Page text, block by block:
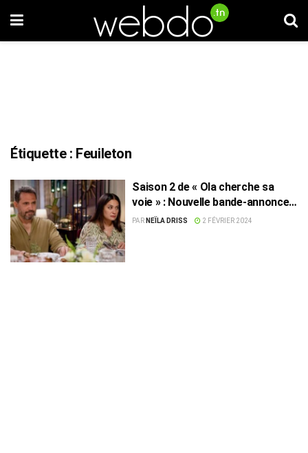
Étiquette : Feuileton
Saison 2 de « Ola cherche sa
voie » : Nouvelle bande-annonce
avec Hend Sabry et Dhafer
PAR NEÏLA DRISS 2 FÉVRIER 2024